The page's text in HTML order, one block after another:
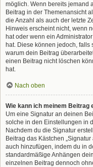
möglich. Wenn bereits jemand
Beitrag in der Themenansicht
die Anzahl als auch der letzte
Hinweis erscheint nicht, wenn
hat oder wenn ein
hat. Diese können jedoch,
warum dein Beitrag
einen Beitrag nicht löschen
hat.
Nach oben
Wie kann ich meinem Beitrag
Um eine Signatur an deinen
solche in den Einstellungen in
Nachdem du die Signatur
Beitrag das Kästchen
auch hinzufügen, indem du in
standardmäßige Anhängen
einzelnen Beitrag dennoch